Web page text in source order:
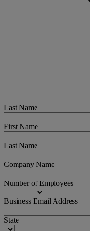
Last Name
First Name
Last Name
Company Name
Number of Employees
Business Email Address
State